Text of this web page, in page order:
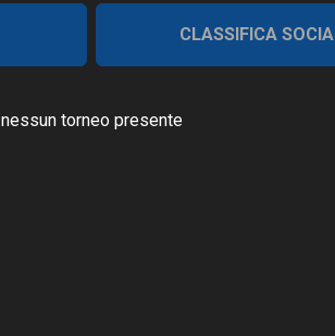
CLASSIFICA
nessun torneo presente